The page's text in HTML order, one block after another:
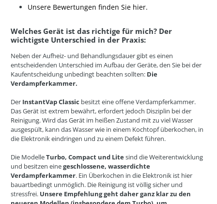
Unsere Bewertungen finden Sie hier.
Welches Gerät ist das richtige für mich? Der
wichtigste Unterschied in der Praxis:
Neben der Aufheiz- und Behandlungsdauer gibt es einen
entscheidenden Unterschied im Aufbau der Geräte, den Sie bei der
Kaufentscheidung unbedingt beachten sollten: Die
Verdampferkammer.
Der InstantVap Classic besitzt eineoffeneVerdampferkammer.
Das Gerät ist extrem bewährt, erfordert jedoch Disziplin bei der
Reinigung. Wird das Gerät im heißen Zustand mit zu viel Wasser
ausgespült, kann das Wasser wie in einem Kochtopf überkochen, in
die Elektronik eindringen und zu einem Defekt führen.
Die ModelleTurbo, Compact und Litesind die Weiterentwicklung
und besitzen einegeschlossene, wasserdichte
Verdampferkammer. Ein Überkochen in die Elektronik ist hier
bauartbedingt unmöglich. Die Reinigung ist völlig sicher und
stressfrei. Unsere Empfehlung geht daher ganz klar zu den